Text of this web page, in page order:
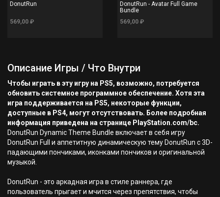
DonutRun
569,00 ₽
DonutRun - Avatar Full Game
Bundle
569,00 ₽
Описание Игры / Что Внутри
Чтобы играть в эту игру на PS5, возможно, потребуется
обновить системное программное обеспечение. Хотя эта
игра поддерживается на PS5, некоторые функции,
доступные в PS4, могут отсутствовать. Более подробная
информация приведена на странице PlayStation.com/bc.
DonutRun Dynamic Theme Bundle включает в себя игру
DonutRun Full и аппетитную динамическую тему DonutRun с 3D-
падающими пончиками, иконками пончиков и оригинальной
музыкой.
DonutRun - это аркадная игра в стиле раннера, где
пользователь прыгает и мчится через препятствия, чтобы